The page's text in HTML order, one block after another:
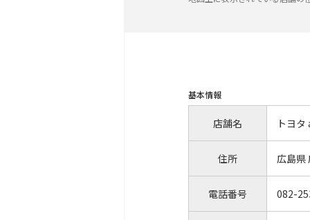
基本情報
店舗名 トヨ
住所 広島県
電話番号 082-